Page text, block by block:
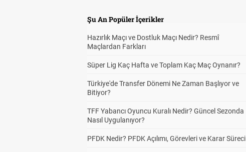
Şu An Popüler İçerikler
Hazırlık Maçı ve Dostluk Maçı Nedir? Resmî
Maçlardan Farkları
Süper Lig Kaç Hafta ve Toplam Kaç Maç Oynanır?
Türkiye'de Transfer Dönemi Ne Zaman Başlıyor ve
Bitiyor?
TFF Yabancı Oyuncu Kuralı Nedir? Güncel Sezonda
Nasıl Uygulanıyor?
PFDK Nedir? PFDK Açılımı, Görevleri ve Karar Süreci